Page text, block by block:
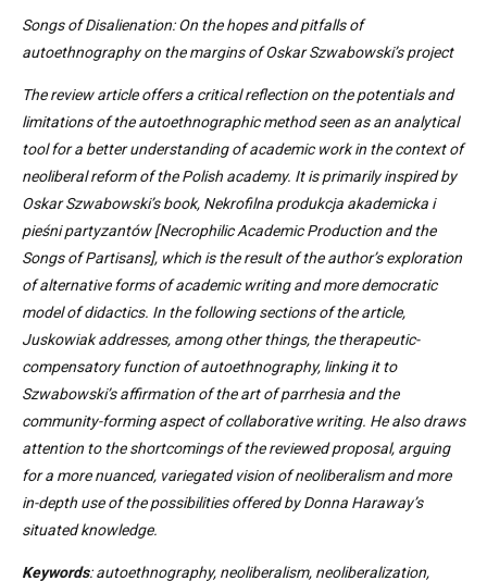
Songs of Disalienation: On the hopes and pitfalls of
autoethnography on the margins of Oskar Szwabowski’s project
The review article offers a critical reflection on the potentials and
limitations of the autoethnographic method seen as an analytical
tool for a better understanding of academic work in the context of
neoliberal reform of the Polish academy. It is primarily inspired by
Oskar Szwabowski’s book, Nekrofilna produkcja akademicka i
pieśni partyzantów [Necrophilic Academic Production and the
Songs of Partisans], which is the result of the author’s exploration
of alternative forms of academic writing and more democratic
model of didactics. In the following sections of the article,
Juskowiak addresses, among other things, the therapeutic-
compensatory function of autoethnography, linking it to
Szwabowski’s affirmation of the art of parrhesia and the
community-forming aspect of collaborative writing. He also draws
attention to the shortcomings of the reviewed proposal, arguing
for a more nuanced, variegated vision of neoliberalism and more
in-depth use of the possibilities offered by Donna Haraway’s
situated knowledge.
Keywords: autoethnography, neoliberalism, neoliberalization,